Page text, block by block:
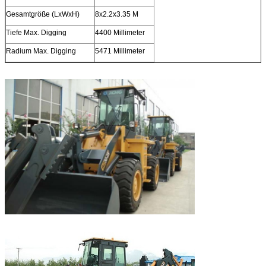
Gesamtgröße (LxWxH) 8x2.2x3.35 M
Tiefe Max. Digging 4400 Millimeter
Radium Max. Digging 5471 Millimeter